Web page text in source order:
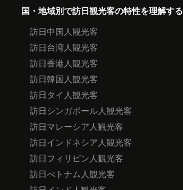
国・地域別で訪日観光客の特性を理解する
訪日中国人観光客
訪日台湾人観光客
訪日香港人観光客
訪日韓国人観光客
訪日タイ人観光客
訪日シンガポール人観光客
訪日マレーシア人観光客
訪日インドネシア人観光客
訪日フィリピン人観光客
訪日べトナム人観光客